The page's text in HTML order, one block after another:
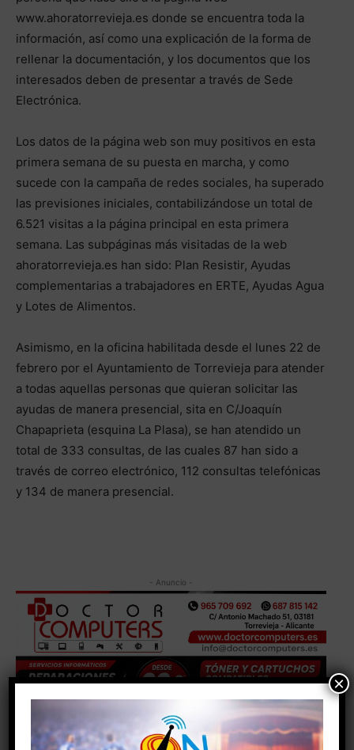
www.ahoratorrevieja.es donde se encuentra toda la
información, así como una explicación de la forma de
rellenar la documentación, y los documentos que los
interesados deben de presentar a través de Sede
Electrónica.
Los datos de la página web son muy positivos en esta
primera semana de su puesta en marcha, y como
sucede con la campaña de redes sociales, ha superado
las previsiones iniciales, contabilizándose un total de
6.521 visitas a la página principal en esta primera
semana. Las subpáginas más visitadas de la web
ahoratorrevieja.es han sido: Plan Resistir, Ayudas
complementarias a trabajadores en ERTE, Ayudas Agua
y Lotes de Alimentos.
Asimismo, en la oficina habilitada desde el lunes 22 de
febrero por el Ayuntamiento de Torrevieja para atender
a todas aquellas personas que quieran solicitar las
ayudas de manera presencial, sita en C/Joaquín
Chapaprieta (esquina La Plasa), se han atendido un
total de 333 consultas, de las cuales 87 han sido a
través de correo electrónico, 112 consultas telefónicas
y 134 de manera presencial.
- Anuncio -
×